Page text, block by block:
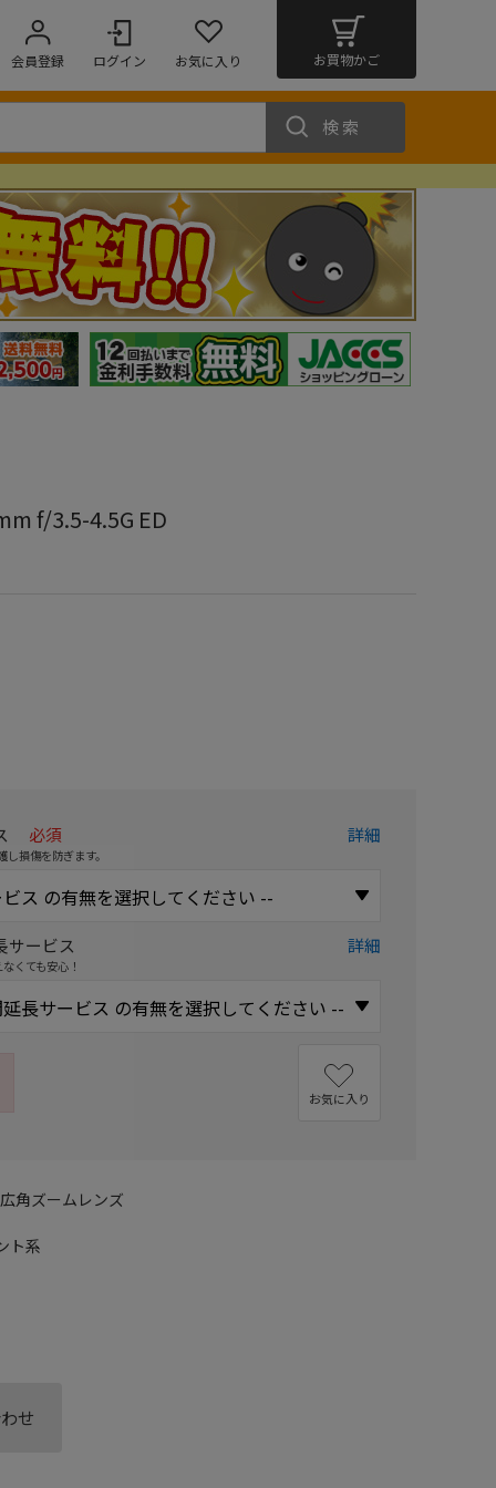
会員登録 ログイン お気に入り お買物かご
検索
f/3.5-4.5G ED
必須
損傷を防ぎます。
詳細
サービス
くても安心！
詳細
お気に入り
角ズームレンズ
ト系
せ